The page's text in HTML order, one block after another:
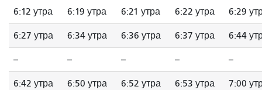
6:12 утра 6:19 утра 6:21 утра 6:22 утра 6:29
6:27 утра 6:34 утра 6:36 утра 6:37 утра 6:44
-- -- -- -- --
6:42 утра 6:50 утра 6:52 утра 6:53 утра 7:00